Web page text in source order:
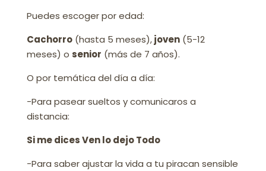
Puedes escoger por edad:
Cachorro(hasta 5 meses),joven(5-12
meses) o senior (más de 7 años).
O por temática del día a día:
-Para pasear sueltos y comunicaros a
distancia:
Si me dices Ven lo dejo Todo
-Para saber ajustar la vida a tu piracan sensible